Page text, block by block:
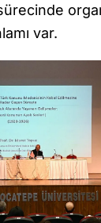
var.